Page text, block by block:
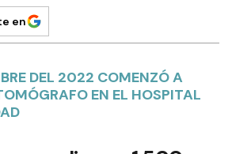
en
DEL 2022 COMENZÓ A
EN EL HOSPITAL